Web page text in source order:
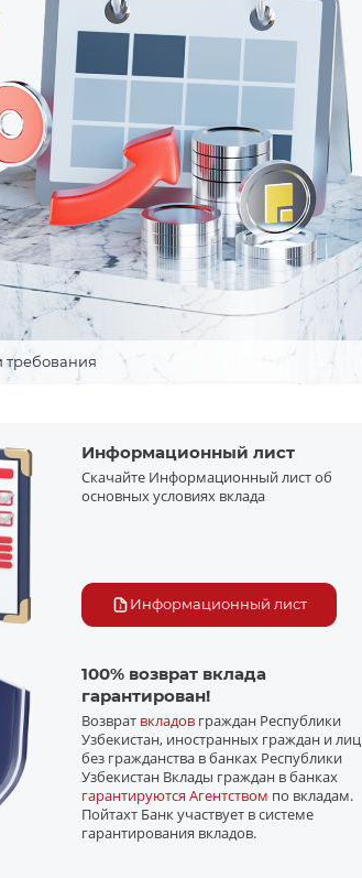
требования
Информационный лист
Скачайте Информационный лист об
основных условиях вклада
Информационный лист
100% возврат вклада
гарантирован!
Возврат вкладов граждан Республики
Узбекистан, иностранных граждан и лиц
без гражданства в банках Республики
Узбекистан Вклады граждан в банках
гарантируются Агентством по вкладам.
Пойтахт Банк участвует в системе
гарантирования вкладов.